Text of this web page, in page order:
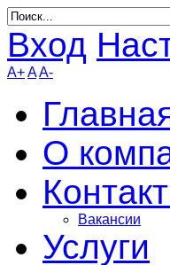
Вход
A+AA-
О
Вакансии
Услуги